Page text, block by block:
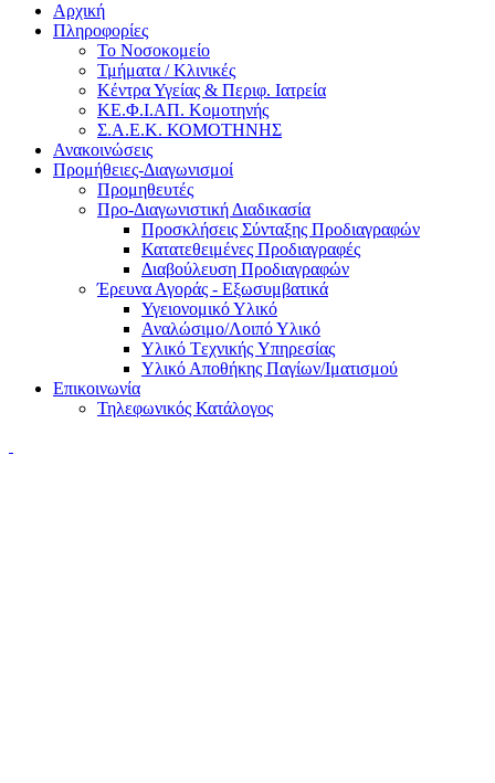
Αρχική
Πληροφορίες
Το Νοσοκομείο
Τμήματα / Κλινικές
Κέντρα Υγείας & Περιφ. Ιατρεία
ΚΕ.Φ.Ι.ΑΠ. Κομοτηνής
Σ.Α.Ε.Κ. ΚΟΜΟΤΗΝΗΣ
Ανακοινώσεις
Προμήθειες-Διαγωνισμοί
Προμηθευτές
Προ-Διαγωνιστική Διαδικασία
Προσκλήσεις Σύνταξης Προδιαγραφών
Κατατεθειμένες Προδιαγραφές
Διαβούλευση Προδιαγραφών
Έρευνα Αγοράς - Εξωσυμβατικά
Υγειονομικό Υλικό
Αναλώσιμο/Λοιπό Υλικό
Υλικό Tεχνικής Yπηρεσίας
Υλικό Αποθήκης Παγίων/Ιματισμού
Επικοινωνία
Τηλεφωνικός Κατάλογος